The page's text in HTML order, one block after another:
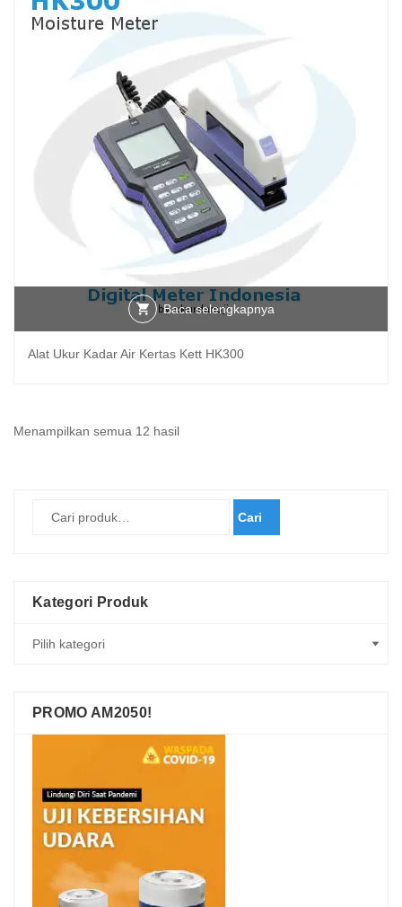
Baca selengkapnya
Alat Ukur Kadar Air Kertas Kett HK300
Menampilkan semua 12 hasilDiurutkan
Cari
Kategori Produk
PROMO AM2050!